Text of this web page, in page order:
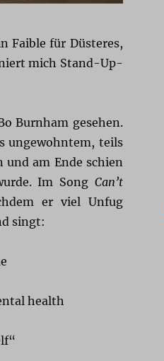
Faible für Düsteres,
mich Stand-Up-
Burnham gesehen.
ungewohntem, teils
am Ende schien
Im Song Can’t
er viel Unfug
singt:
health